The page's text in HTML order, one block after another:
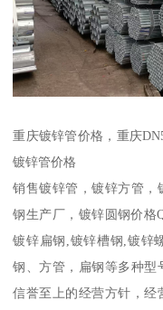
重庆镀锌管价格，重庆
镀锌管价格
销售镀锌管，镀锌方管，
钢生产厂，镀锌圆钢价格
镀锌扁钢,镀锌槽钢,镀锌
钢、方管，扁钢等多种型
信誉至上的经营方针，经